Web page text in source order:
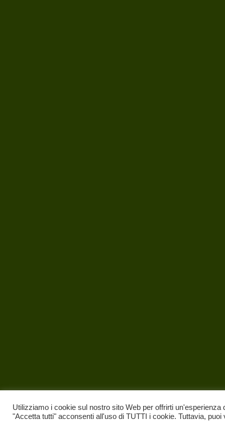
Utilizziamo i cookie sul nostro sito Web per offrirti
"Accetta tutti" acconsenti all'uso di TUTTI i cookie. Tuttavia,